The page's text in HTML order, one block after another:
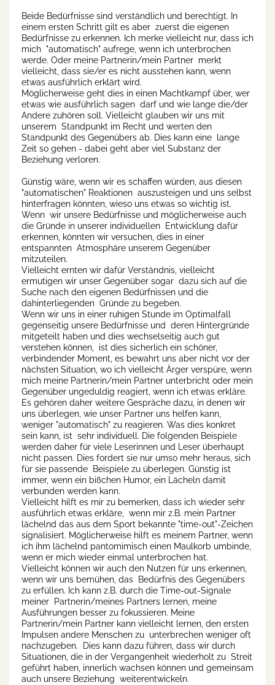
Beide Bedürfnisse sind verständlich und berechtigt. In
einem ersten Schritt gilt es aber zuerst die eigenen
Bedürfnisse zu erkennen. Ich merke vielleicht nur, dass ich
mich "automatisch" aufrege, wenn ich unterbrochen
werde. Oder meine Partnerin/mein Partner merkt
vielleicht, dass sie/er es nicht ausstehen kann, wenn
etwas ausführlich erklärt wird.
Möglicherweise geht dies in einen Machtkampf über, wer
etwas wie ausführlich sagen darf und wie lange die/der
Andere zuhören soll. Vielleicht glauben wir uns mit
unserem Standpunkt im Recht und werten den
Standpunkt des Gegenübers ab. Dies kann eine lange
Zeit so gehen - dabei geht aber viel Substanz der
Beziehung verloren.
Günstig wäre, wenn wir es schaffen würden, aus diesen
"automatischen" Reaktionen auszusteigen und uns selbst
hinterfragen könnten, wieso uns etwas so wichtig ist.
Wenn wir unsere Bedürfnisse und möglicherweise auch
die Gründe in unserer individuellen Entwicklung dafür
erkennen, könnten wir versuchen, dies in einer
entspannten Atmosphäre unserem Gegenüber
mitzuteilen.
Vielleicht ernten wir dafür Verständnis, vielleicht
ermutigen wir unser Gegenüber sogar dazu sich auf die
Suche nach den eigenen Bedürfnissen und die
dahinterliegenden Gründe zu begeben.
Wenn wir uns in einer ruhigen Stunde im Optimalfall
gegenseitig unsere Bedürfnisse und deren Hintergründe
mitgeteilt haben und dies wechselseitig auch gut
verstehen können, ist dies sicherlich ein schöner,
verbindender Moment, es bewahrt uns aber nicht vor der
nächsten Situation, wo ich vielleicht Ärger verspüre, wenn
mich meine Partnerin/mein Partner unterbricht oder mein
Gegenüber ungeduldig reagiert, wenn ich etwas erkläre.
Es gehören daher weitere Gespräche dazu, in denen wir
uns überlegen, wie unser Partner uns helfen kann,
weniger "automatisch" zu reagieren. Was dies konkret
sein kann, ist sehr individuell. Die folgenden Beispiele
werden daher für viele Leserinnen und Leser überhaupt
nicht passen. Dies fordert sie nur umso mehr heraus, sich
für sie passende Beispiele zu überlegen. Günstig ist
immer, wenn ein bißchen Humor, ein Lächeln damit
verbunden werden kann.
Vielleicht hilft es mir zu bemerken, dass ich wieder sehr
ausführlich etwas erkläre, wenn mir z.B. mein Partner
lächelnd das aus dem Sport bekannte "time-out"-Zeichen
signalisiert. Möglicherweise hilft es meinem Partner, wenn
ich ihm lächelnd pantomimisch einen Maulkorb umbinde,
wenn er mich wieder einmal unterbrochen hat.
Vielleicht können wir auch den Nutzen für uns erkennen,
wenn wir uns bemühen, das Bedürfnis des Gegenübers
zu erfüllen. Ich kann z.B. durch die Time-out-Signale
meiner Partnerin/meines Partners lernen, meine
Ausführungen besser zu fokussieren. Meine
Partnerin/mein Partner kann vielleicht lernen, den ersten
Impulsen andere Menschen zu unterbrechen weniger oft
nachzugeben. Dies kann dazu führen, dass wir durch
Situationen, die in der Vergangenheit wiederholt zu Streit
geführt haben, innerlich wachsen können und gemeinsam
auch unsere Beziehung weiterentwickeln.